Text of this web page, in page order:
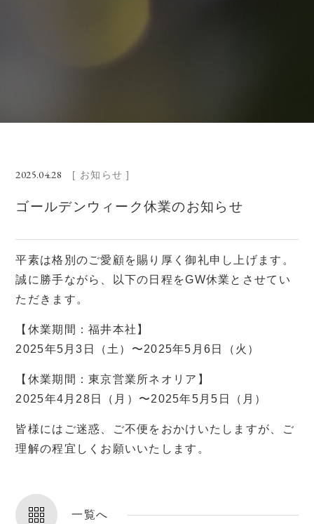
2025.04.28 [ お知らせ ]
ゴールデンウィーク休業のお知らせ
平素は格別のご愛顧を賜り厚く御礼申し上げます。
誠に勝手ながら、以下の日程をGW休業とさせてい
ただきます。
【休業期間：福井本社】
2025年5月3日（土）〜2025年5月6日（火）
【休業期間：東京営業所ネオリア】
2025年4月28日（月）〜2025年5月5日（月）
皆様にはご迷惑、ご不便をおかけいたしますが、ご
理解の程宜しくお願いいたします。
一覧へ